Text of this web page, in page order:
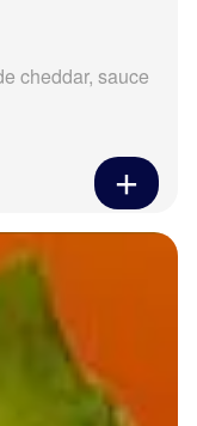
cheddar, sauce